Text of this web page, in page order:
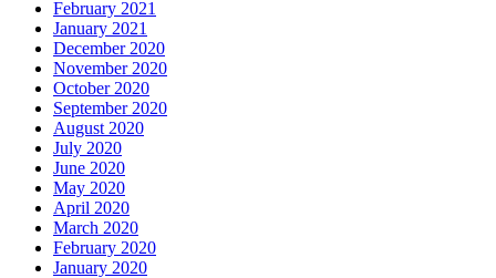
February 2021
January 2021
December 2020
November 2020
October 2020
September 2020
August 2020
July 2020
June 2020
May 2020
April 2020
March 2020
February 2020
January 2020